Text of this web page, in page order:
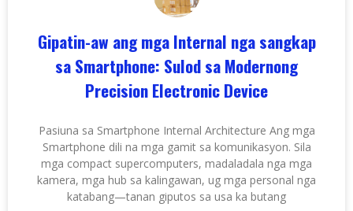
Gipatin-aw ang mga Internal nga sangkap
sa Smartphone: Sulod sa Modernong
Precision Electronic Device
Pasiuna sa Smartphone Internal Architecture Ang mga
Smartphone dili na mga gamit sa komunikasyon. Sila
mga compact supercomputers, madaladala nga mga
kamera, mga hub sa kalingawan, ug mga personal nga
katabang—tanan giputos sa usa ka butang